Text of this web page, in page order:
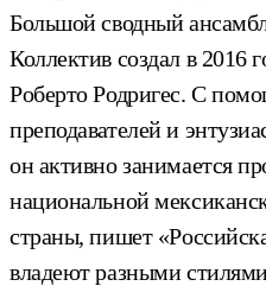
Большой сводный
Коллектив создал в 2016
Роберто Родригес. С
преподавателей и
он активно занимается
национальной
страны, пишет
владеют разными